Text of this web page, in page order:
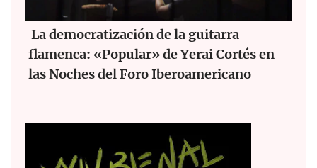
La democratización de la guitarra
flamenca: «Popular» de Yerai Cortés en
las Noches del Foro Iberoamericano